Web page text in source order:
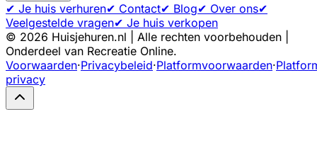
✔ Je huis verhuren✔ Contact✔ Blog✔ Over ons✔
Veelgestelde vragen✔ Je huis verkopen
© 2026 Huisjehuren.nl | Alle rechten voorbehouden |
Onderdeel van Recreatie Online.
Voorwaarden·Privacybeleid·Platformvoorwaarden·
privacy